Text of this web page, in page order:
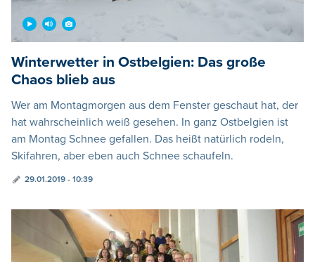
Winterwetter in Ostbelgien: Das große
Chaos blieb aus
Wer am Montagmorgen aus dem Fenster geschaut hat, der
hat wahrscheinlich weiß gesehen. In ganz Ostbelgien ist
am Montag Schnee gefallen. Das heißt natürlich rodeln,
Skifahren, aber eben auch Schnee schaufeln.
29.01.2019 - 10:39